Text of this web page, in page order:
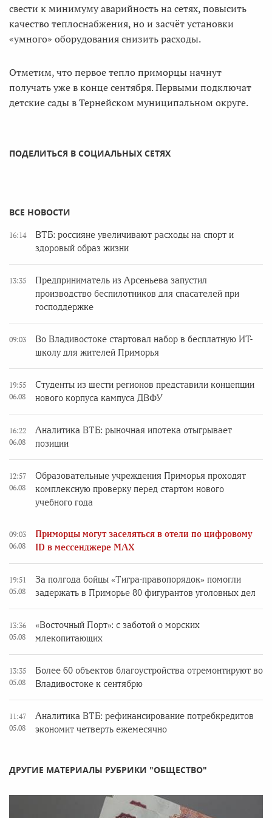
свести к минимуму аварийность на сетях, повысить
качество теплоснабжения, но и засчёт установки
«умного» оборудования снизить расходы.
Отметим, что первое тепло приморцы начнут
получать уже в конце сентября. Первыми подключат
детские сады в Тернейском муниципальном округе.
ПОДЕЛИТЬСЯ В СОЦИАЛЬНЫХ СЕТЯХ
ВСЕ НОВОСТИ
16:14
ВТБ: россияне увеличивают расходы на спорт и
здоровый образ жизни
13:35
Предприниматель из Арсеньева запустил
производство беспилотников для спасателей при
господдержке
09:03
Во Владивостоке стартовал набор в бесплатную ИТ-
школу для жителей Приморья
19:55
06.08
Студенты из шести регионов представили концепции
нового корпуса кампуса ДВФУ
16:22
06.08
Аналитика ВТБ: рыночная ипотека отыгрывает
позиции
12:57
06.08
Образовательные учреждения Приморья проходят
комплексную проверку перед стартом нового
учебного года
09:03
06.08
Приморцы могут заселяться в отели по цифровому
ID в мессенджере MAX
19:51
05.08
За полгода бойцы «Тигра-правопорядок» помогли
задержать в Приморье 80 фигурантов уголовных дел
13:36
05.08
«Восточный Порт»: с заботой о морских
млекопитающих
13:35
05.08
Более 60 объектов благоустройства отремонтируют во
Владивостоке к сентябрю
11:47
05.08
Аналитика ВТБ: рефинансирование потребкредитов
экономит четверть ежемесячно
ДРУГИЕ МАТЕРИАЛЫ РУБРИКИ "ОБЩЕСТВО"